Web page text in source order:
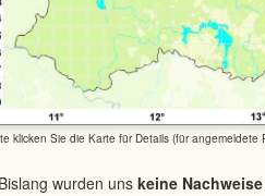
klicken Sie die Karte für Details (für angemeldete
wurden uns keine Nachweise